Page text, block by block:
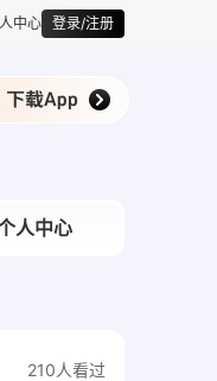
中心 登录/注册
人中心
210人看过